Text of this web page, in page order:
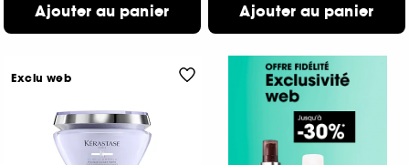
Ajouter au panier Ajouter au panier
Exclu web